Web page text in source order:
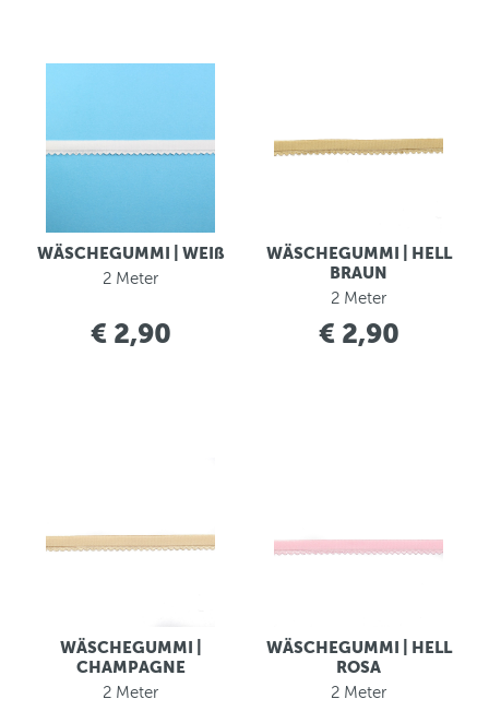
WÄSCHEGUMMI | WEIß
2 Meter
€ 2,90
WÄSCHEGUMMI | HELL
BRAUN
2 Meter
€ 2,90
WÄSCHEGUMMI |
CHAMPAGNE
2 Meter
WÄSCHEGUMMI | HELL
ROSA
2 Meter